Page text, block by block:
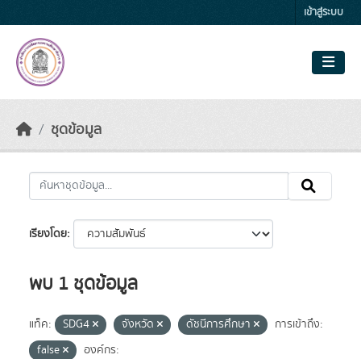
เข้าสู่ระบบ
ชุดข้อมูล
เรียงโดย
พบ 1 ชุดข้อมูล
แท็ค: SDG4 จังหวัด ดัชนีการศึกษา
การเข้าถึง:
false
องค์กร: